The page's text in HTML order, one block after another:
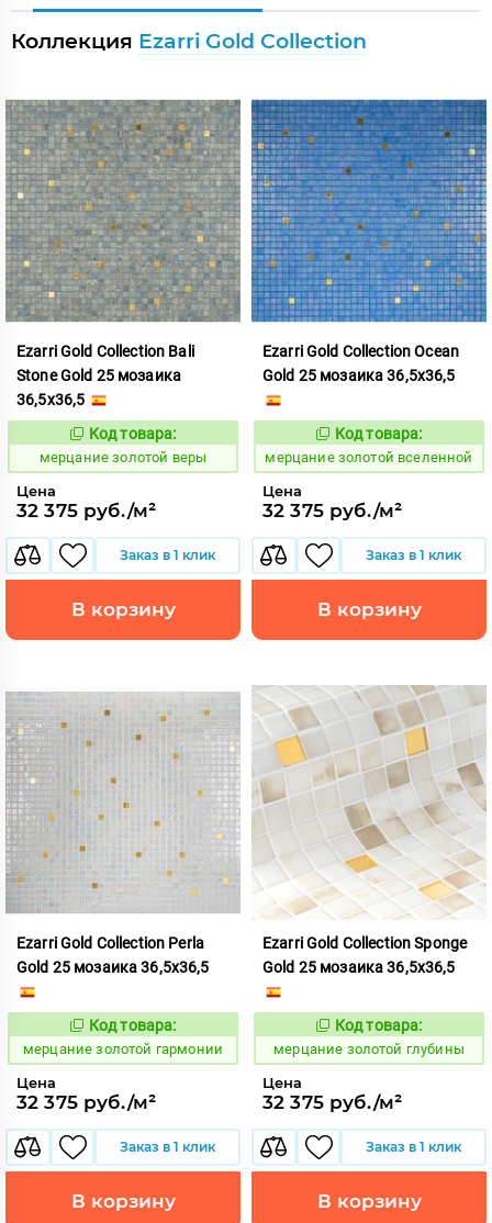
Коллекция Ezarri Gold Collection
Ezarri Gold Collection Bali
Stone Gold 25 мозаика
36,5x36,5
972883
Код товара:
мерцание золотой веры
Цена
32 375 руб./м²
Заказ в 1 клик
В корзину
Ezarri Gold Collection Ocean
Gold 25 мозаика 36,5x36,5
972888
Код товара:
мерцание золотой вселенной
Цена
32 375 руб./м²
Заказ в 1 клик
В корзину
Ezarri Gold Collection Perla
Gold 25 мозаика 36,5x36,5
972891
Код товара:
мерцание золотой гармонии
Цена
32 375 руб./м²
Заказ в 1 клик
В корзину
Ezarri Gold Collection Sponge
Gold 25 мозаика 36,5x36,5
972892
Код товара:
мерцание золотой глубины
Цена
32 375 руб./м²
Заказ в 1 клик
В корзину